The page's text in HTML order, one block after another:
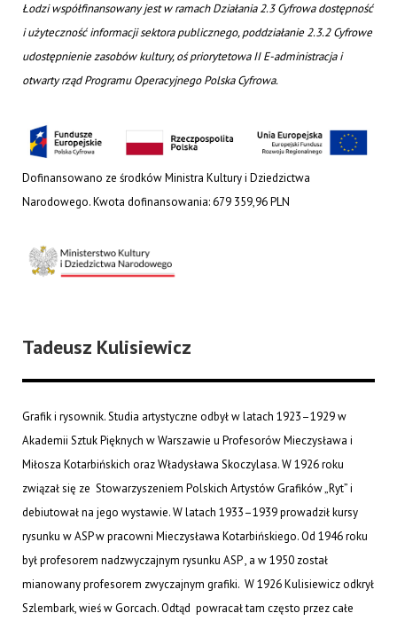
Łodzi współfinansowany jest w ramach Działania 2.3 Cyfrowa dostępność
i użyteczność informacji sektora publicznego, poddziałanie 2.3.2 Cyfrowe
udostępnienie zasobów kultury, oś priorytetowa II E-administracja i
otwarty rząd Programu Operacyjnego Polska Cyfrowa.
Dofinansowano ze środków Ministra Kultury i Dziedzictwa
Narodowego. Kwota dofinansowania: 679 359,96 PLN
Tadeusz Kulisiewicz
Grafik i rysownik. Studia artystyczne odbył w latach 1923–1929 w
Akademii Sztuk Pięknych w Warszawie u Profesorów Mieczysława i
Miłosza Kotarbińskich oraz Władysława Skoczylasa. W 1926 roku
związał się ze Stowarzyszeniem Polskich Artystów Grafików „Ryt” i
debiutował na jego wystawie. W latach 1933–1939 prowadził kursy
rysunku w ASP w pracowni Mieczysława Kotarbińskiego. Od 1946 roku
był profesorem nadzwyczajnym rysunku ASP , a w 1950 został
mianowany profesorem zwyczajnym grafiki. W 1926 Kulisiewicz odkrył
Szlembark, wieś w Gorcach. Odtąd powracał tam często przez całe